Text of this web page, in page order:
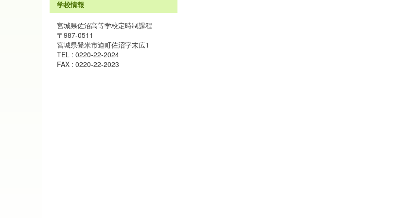
学校情報
宮城県佐沼高等学校定時制課程
〒987-0511
宮城県登米市迫町佐沼字末広1
TEL : 0220-22-2024
FAX : 0220-22-2023